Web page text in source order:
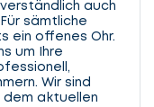
auch
sämtliche
ein offenes Ohr.
um Ihre
Wir sind
aktuellen